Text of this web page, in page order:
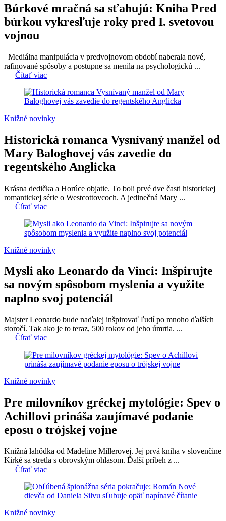
Búrkové mračná sa sťahujú: Kniha Pred
búrkou vykresľuje roky pred I. svetovou
vojnou
Mediálna manipulácia v predvojnovom období naberala nové,
rafinované spôsoby a postupne sa menila na psychologickú ...
Čítať viac
Knižné novinky
Historická romanca Vysnívaný manžel od
Mary Baloghovej vás zavedie do
regentského Anglicka
Krásna dedička a Horúce objatie. To boli prvé dve časti historickej
romantickej série o Westcottovcoch. A jedinečná Mary ...
Čítať viac
Knižné novinky
Mysli ako Leonardo da Vinci: Inšpirujte
sa novým spôsobom myslenia a využite
naplno svoj potenciál
Majster Leonardo bude naďalej inšpirovať ľudí po mnoho ďalších
storočí. Tak ako je to teraz, 500 rokov od jeho úmrtia. ...
Čítať viac
Knižné novinky
Pre milovníkov gréckej mytológie: Spev o
Achillovi prináša zaujímavé podanie
eposu o trójskej vojne
Knižná lahôdka od Madeline Millerovej. Jej prvá kniha v slovenčine
Kirké sa stretla s obrovským ohlasom. Ďalší príbeh z ...
Čítať viac
Knižné novinky